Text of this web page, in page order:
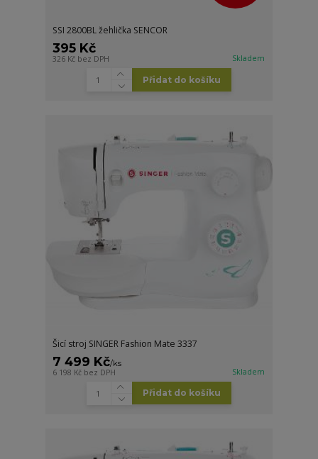
SSI 2800BL žehlička SENCOR
395 Kč
326 Kč bez DPH Skladem
Přidat do košíku
Šicí stroj SINGER Fashion Mate 3337
7 499 Kč/ks
6 198 Kč bez DPH Skladem
Přidat do košíku